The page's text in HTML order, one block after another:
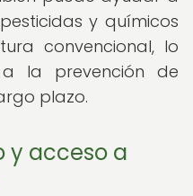
y químicos
convencional, lo
la prevención de
plazo.
y acceso a